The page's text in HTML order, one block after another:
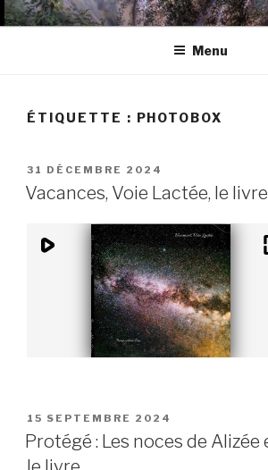
Aller
au
BLOGPAD
Menu
ÉTIQUETTE : PHOTOBOX
PUBLIÉ
LE
31 DÉCEMBRE 2024
Vacances, Voie Lactée, le livre
PUBLIÉ
LE
15 SEPTEMBRE 2024
Protégé : Les noces de Alizée